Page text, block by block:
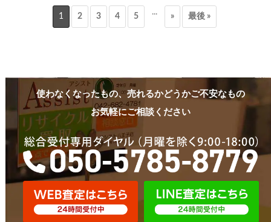
1 2 3 4 5 ... » 最後 »
使わなくなったもの、売れるかどうかご不安なもの
お気軽にご相談ください